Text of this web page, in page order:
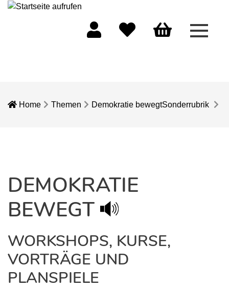
Menü
Home Themen Demokratie bewegtSonderrubrik
DEMOKRATIE
BEWEGT
WORKSHOPS, KURSE,
VORTRÄGE UND
PLANSPIELE